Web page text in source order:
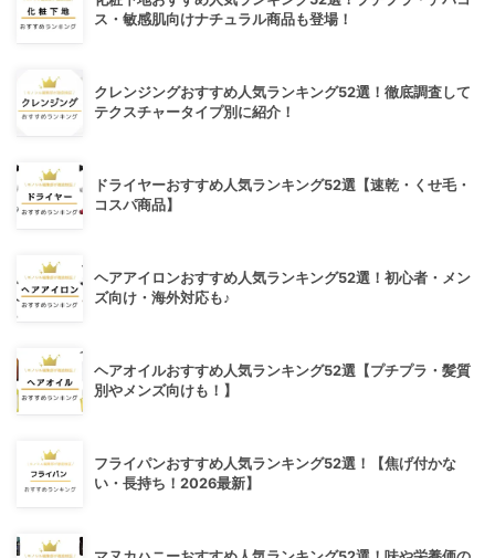
ス・敏感肌向けナチュラル商品も登場！
クレンジングおすすめ人気ランキング52選！徹底調査して
テクスチャータイプ別に紹介！
ドライヤーおすすめ人気ランキング52選【速乾・くせ毛・
コスパ商品】
ヘアアイロンおすすめ人気ランキング52選！初心者・メン
ズ向け・海外対応も♪
ヘアオイルおすすめ人気ランキング52選【プチプラ・髪質
別やメンズ向けも！】
フライパンおすすめ人気ランキング52選！【焦げ付かな
い・長持ち！2026最新】